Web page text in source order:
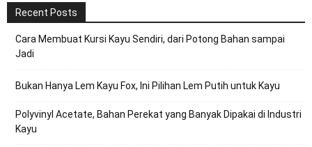
Recent Posts
Cara Membuat Kursi Kayu Sendiri, dari Potong Bahan sampai
Jadi
Bukan Hanya Lem Kayu Fox, Ini Pilihan Lem Putih untuk Kayu
Polyvinyl Acetate, Bahan Perekat yang Banyak Dipakai di Industri
Kayu